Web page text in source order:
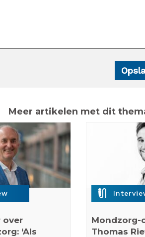
Meer artikelen met dit
over
‘Als
mic_external_on
Mondzorg-
Thomas